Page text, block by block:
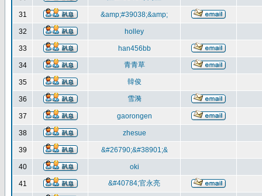
31 &amp;#39038;&amp;
32 holley
33 han456bb
34 青青草
35 韓俊
36 雪漪
37 gaorongen
38 zhesue
39 &#26790;&#38901;&
40 oki
41 &#40784;官永亮